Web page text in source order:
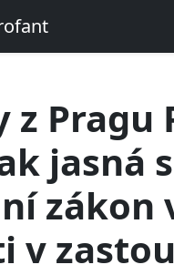
z Pragu
jasná
zákon
v